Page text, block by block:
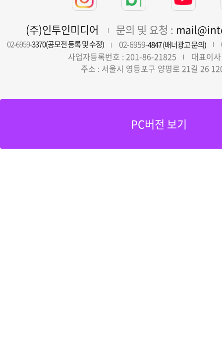
(주)인투인미디어 문의 및 요청 :
02-6959-3370(공모전 등록 및 수정) 02-6959-4847 (배너광고 문의)
사업자등록번호 : 201-86-21825
대표이
주소 : 서울시 영등포구 양평로 21길 26
PC버전 보기